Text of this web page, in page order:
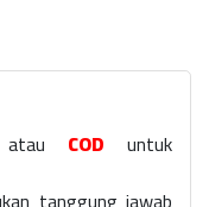
atau COD untuk